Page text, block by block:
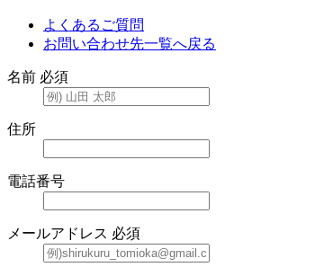
よくあるご質問
お問い合わせ先一覧へ戻る
名前 必須
住所
電話番号
メールアドレス 必須